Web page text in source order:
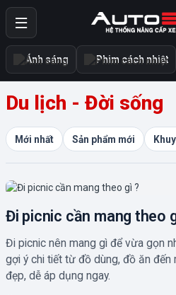
Ánh sáng Phim cách nhiệt
Du lịch - Đời sống
Mới nhất Sản phẩm mới
Đi picnic cần mang theo
Đi picnic nên mang gì để vừa gọn
gợi ý chi tiết từ đồ dùng, đồ ăn đến
đẹp, dễ áp dụng ngay.